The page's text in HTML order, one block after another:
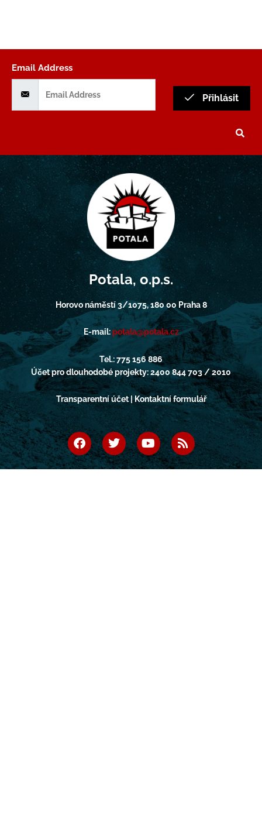
Email Address
Přihlásit
Potala, o.p.s.
Horovo náměstí 3/1075, 180 00 Praha 8
E-mail:potala@potala.cz
Tel.: 775 156 886
Účet pro dlouhodobé projekty: 2400 844 703 / 2010
Transparentní účet | Kontaktní formulář
F
a
c
e
T
w
i
t
Y
o
u
t
R
s
s